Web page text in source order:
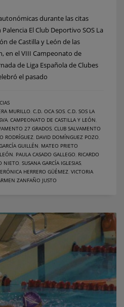
durante las citas
El Club Deportivo SOS La
de Castilla y León de las
en el VIII Campeonato de
de Liga Española de Clubes
el pasado
MURILLO C.D. OCA SOS C.D. SOS LA
CAMPEONATO DE CASTILLA Y LEÓN
27 GRADOS CLUB SALVAMENTO
RODRÍGUEZ DAVID DOMÍNGUEZ POZO
GUILLÉN MATEO PRIETO
PAULA CASADO GALLEGO RICARDO
NIETO SUSANA GARCÍA IGLESIAS
HERRERO GÜÉMEZ VICTORIA
ZANFAÑO JUSTO